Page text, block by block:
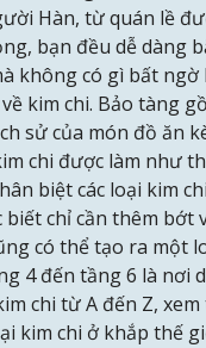
Hàn, từ quán lề
bạn đều dễ dàng
không có gì bất ngờ
kim chi. Bảo tàng
sử của món đồ ăn
chi được làm như
biệt các loại kim
biết chỉ cần thêm bớt
có thể tạo ra một
4 đến tầng 6 là nơi
chi từ A đến Z,
kim chi ở khắp thế